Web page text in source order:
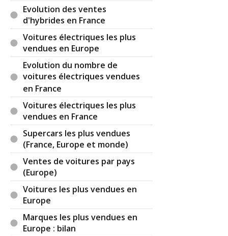
Evolution des ventes
d'hybrides en France
Voitures électriques les plus
vendues en Europe
Evolution du nombre de
voitures électriques vendues
en France
Voitures électriques les plus
vendues en France
Supercars les plus vendues
(France, Europe et monde)
Ventes de voitures par pays
(Europe)
Voitures les plus vendues en
Europe
Marques les plus vendues en
Europe : bilan